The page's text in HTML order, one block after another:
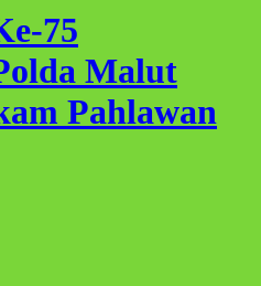
75
Malut
Pahlawan